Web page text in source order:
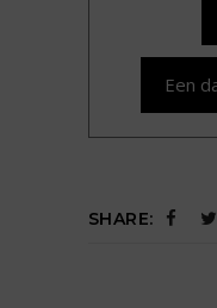
Een
SHARE: